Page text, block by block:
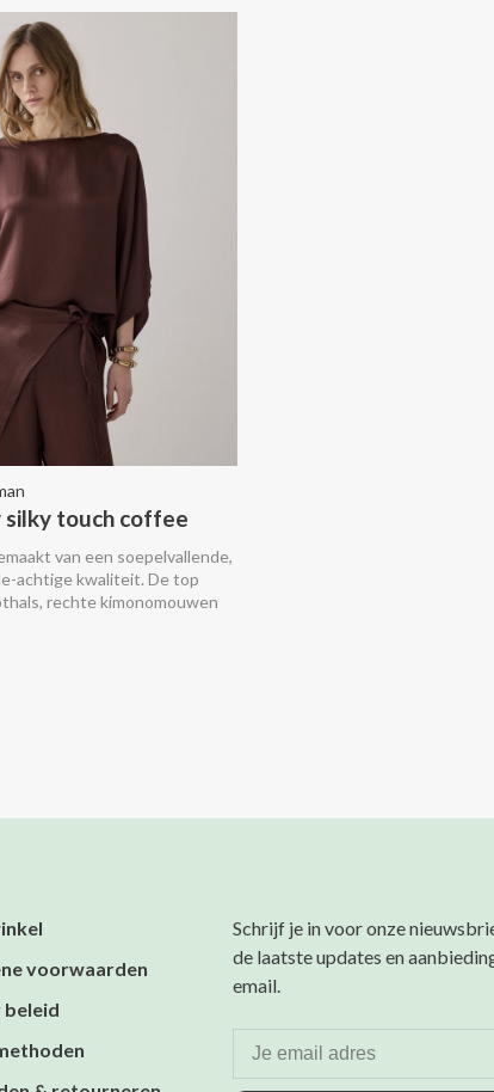
silky touch coffee
van een soepelvallende,
achtige kwaliteit. De top
rechte kimonomouwen
pantalon.
voorwaarden
beleid
Schrijf je in voor onze
de laatste updates en
email.